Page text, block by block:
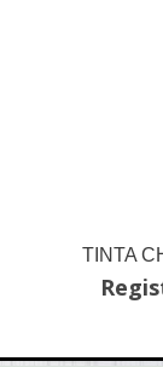
TINTA